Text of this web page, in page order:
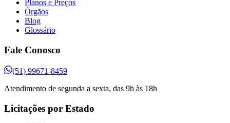
Planos e Preços
Órgãos
Blog
Glossário
Fale Conosco
(51) 99671-8459
Atendimento de segunda a sexta, das 9h às 18h
Licitações por Estado